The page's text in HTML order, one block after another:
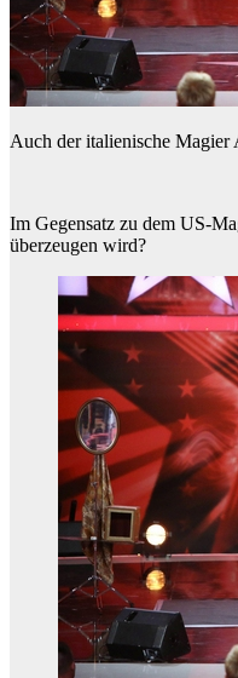
Auch der italienische
Im Gegensatz zu dem US-
überzeugen wird?